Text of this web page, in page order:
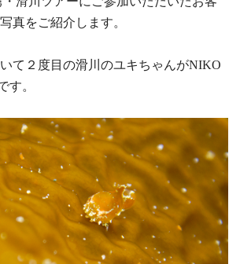
真をご紹介します。
て２度目の滑川のユキちゃんがNIKO
す。